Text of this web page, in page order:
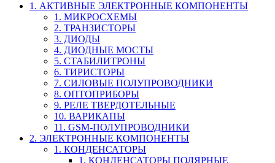
1. АКТИВНЫЕ ЭЛЕКТРОННЫЕ КОМПОНЕНТЫ
1. МИКРОСХЕМЫ
2. ТРАНЗИСТОРЫ
3. ДИОДЫ
4. ДИОДНЫЕ МОСТЫ
5. СТАБИЛИТРОНЫ
6. ТИРИСТОРЫ
7. СИЛОВЫЕ ПОЛУПРОВОДНИКИ
8. ОПТОПРИБОРЫ
9. РЕЛЕ ТВЕРДОТЕЛЬНЫЕ
10. ВАРИКАПЫ
11. GSM-ПОЛУПРОВОДНИКИ
2. ЭЛЕКТРОННЫЕ КОМПОНЕНТЫ
1. КОНДЕНСАТОРЫ
1. КОНДЕНСАТОРЫ ПОЛЯРНЫЕ